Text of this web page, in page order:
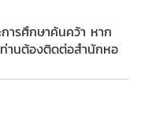
ารศึกษาค้นคว้า หาก
านต้องติดต่อสำนักหอ